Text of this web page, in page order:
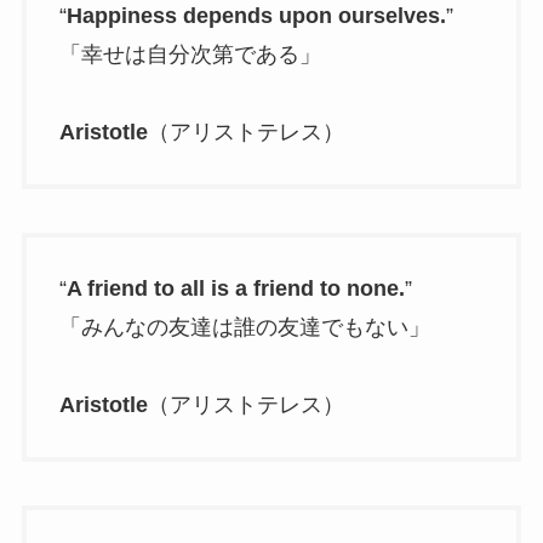
“Happiness depends upon ourselves.”
「幸せは自分次第である」
Aristotle（アリストテレス）
“A friend to all is a friend to none.”
「みんなの友達は誰の友達でもない」
Aristotle（アリストテレス）